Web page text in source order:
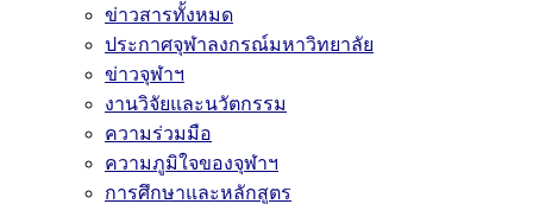
ข่าวสารทั้งหมด
ประกาศจุฬาลงกรณ์มหาวิทยาลัย
ข่าวจุฬาฯ
งานวิจัยและนวัตกรรม
ความร่วมมือ
ความภูมิใจของจุฬาฯ
การศึกษาและหลักสูตร